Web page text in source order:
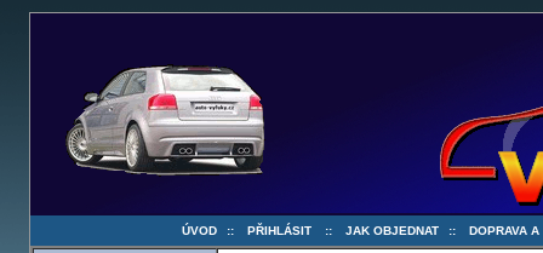
ÚVOD :: PŘIHLÁSIT :: JAK OBJEDNAT :: DOPRAVA A